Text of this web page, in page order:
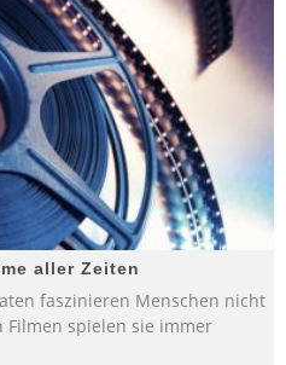
aller Zeiten
faszinieren Menschen nicht
Filmen spielen sie immer